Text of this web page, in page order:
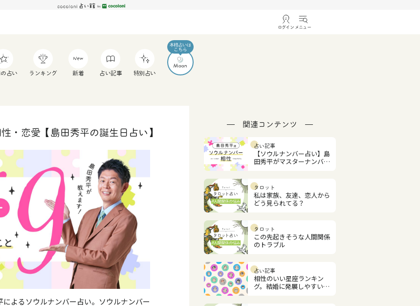
ログイン メニュー
占い ランキング 新着 占い記事 特別占い
・恋愛【島田秀平の誕生日占い】
によるソウルナンバー占い。ソウルナンバー
関連コンテンツ
占い記事
【ソウルナンバー占い】島
田秀平がマスターナンバー
タロット
私は家族、友達、恋人から
どう見られてる？
タロット
この先起きそうな人間関係
のトラブル
占い記事
相性のいい星座ランキン
グ。結婚に発展しやすい星